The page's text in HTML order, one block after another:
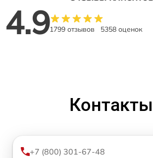
4.91799 отзывов 5358 оценок
Контакты
+7 (800) 301-67-48